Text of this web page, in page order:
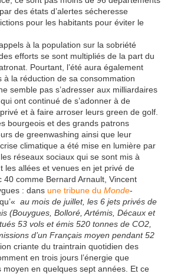
des états d’alertes sécheresse
pour les habitants pour éviter le
à la population sur la sobriété
efforts se sont multipliés de la part du
Pourtant, l’été aura également
à la réduction de sa consommation
semble pas s’adresser aux milliardaires
ont continué de s’adonner à de
et à faire arroser leurs green de golf.
bourgeois et des grands patrons
de greenwashing ainsi que leur
climatique a été mise en lumière par
réseaux sociaux qui se sont mis à
les allées et venues en jet privé de
40 comme Bernard Arnault, Vincent
: dans une tribune du Monde-
au mois de juillet, les 6 jets privés de
(Bouygues, Bolloré, Artémis, Décaux et
53 vols et émis 520 tonnes de CO2,
d’un Français moyen pendant 52
criante du traintrain quotidien des
en trois jours l’énergie que
en quelques sept années. Et ce